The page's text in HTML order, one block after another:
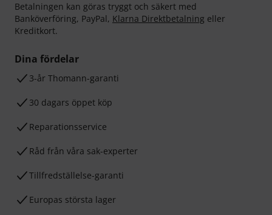
Betalningen kan göras tryggt och säkert med
Banköverföring, PayPal, Klarna Direktbetalning eller
Kreditkort.
Dina fördelar
3-år Thomann-garanti
30 dagars öppet köp
Reparationsservice
Råd från våra sak-experter
Tillfredställelse-garanti
Europas största lager